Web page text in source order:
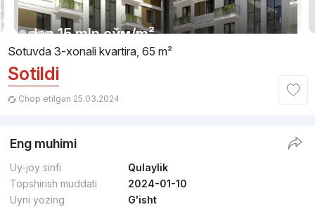
dan15 mln сўм/m²
Topshirildi 2025
TJ «Parkent Gardens»
1/15
Sotuvda 3-xonali kvartira, 65 m²
Sotildi
Chop etilgan 25.03.2024
Eng muhimi
Uy-joy sinfi
Qulaylik
Topshirish muddati
2024-01-10
Uyni yozing
G'isht